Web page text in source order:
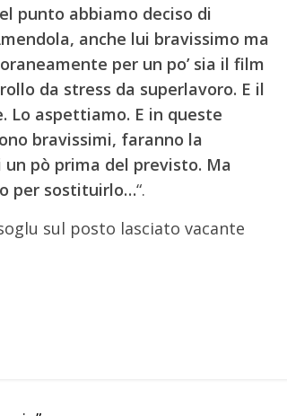
punto abbiamo deciso di
anche lui bravissimo ma
per un po’ sia il film
da stress da superlavoro. E il
aspettiamo. E in queste
bravissimi, faranno la
pò prima del previsto. Ma
per sostituirlo…“.
sul posto lasciato vacante